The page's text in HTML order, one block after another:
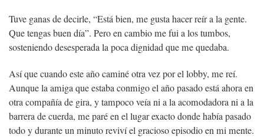
Tuve ganas de decirle, “Está bien, me gusta hacer reír a la gente.
Que tengas buen día”. Pero en cambio me fui a los tumbos,
sosteniendo desesperada la poca dignidad que me quedaba.
Así que cuando este año caminé otra vez por el lobby, me reí.
Aunque la amiga que estaba conmigo el año pasado está ahora en
otra compañía de gira, y tampoco veía ni a la acomodadora ni a la
barrera de cuerda, me paré en el lugar exacto donde había pasado
todo y durante un minuto reviví el gracioso episodio en mi mente.